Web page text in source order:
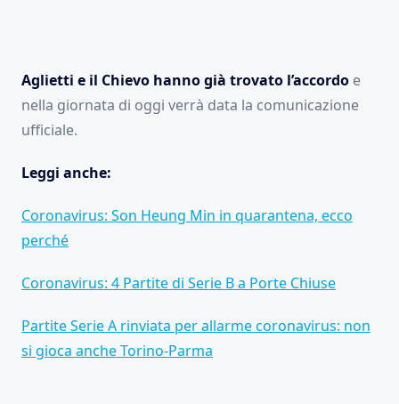
Aglietti e il Chievo hanno già trovato l’accordo e
nella giornata di oggi verrà data la comunicazione
ufficiale.
Leggi anche:
Coronavirus: Son Heung Min in quarantena, ecco
perché
Coronavirus: 4 Partite di Serie B a Porte Chiuse
Partite Serie A rinviata per allarme coronavirus: non
si gioca anche Torino-Parma